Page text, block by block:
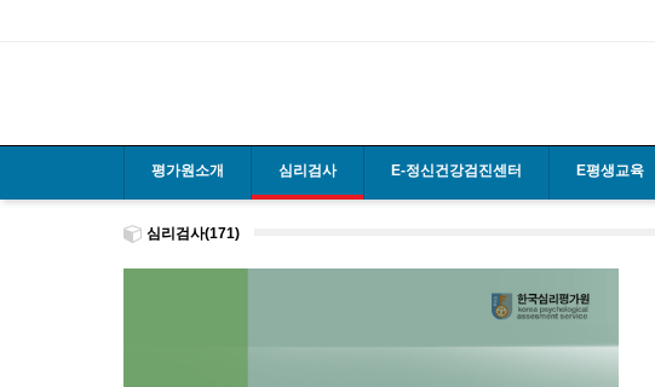
평가원소개 심리검사 E-정신건강검진센터 E평생교육
심리검사(171)